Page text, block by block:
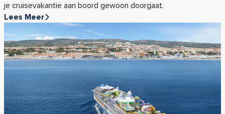
je cruisevakantie aan boord gewoon doorgaat.
Lees Meer